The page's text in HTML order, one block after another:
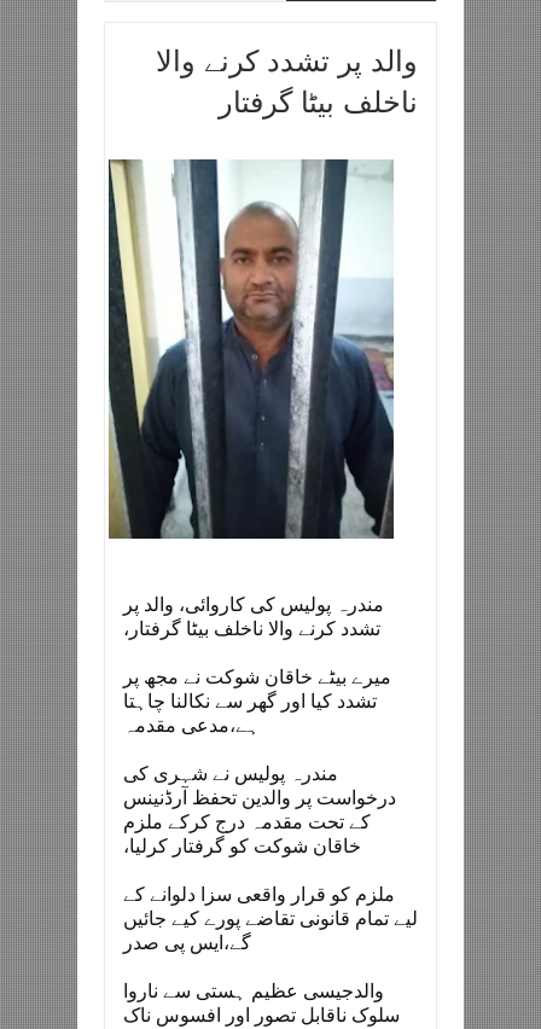
والد پر تشدد کرنے والا
ناخلف بیٹا گرفتار
مندرہ پولیس کی کاروائی، والد پر
تشدد کرنے والا ناخلف بیٹا گرفتار،
میرے بیٹے خاقان شوکت نے مجھ پر
تشدد کیا اور گھر سے نکالنا چاہتا
ہے،مدعی مقدمہ
مندرہ پولیس نے شہری کی
درخواست پر والدین تحفظ آرڈنینس
کے تحت مقدمہ درج کرکے ملزم
خاقان شوکت کو گرفتار کرلیا،
ملزم کو قرار واقعی سزا دلوانے کے
لیے تمام قانونی تقاضے پورے کیے جائیں
گے،ایس پی صدر
والدجیسی عظیم ہستی سے ناروا
سلوک ناقابل تصور اور افسوس ناک